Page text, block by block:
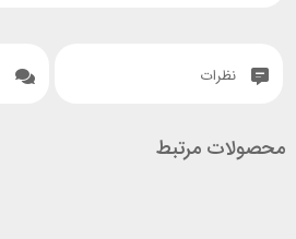
نظرات
محصولات مرتبط